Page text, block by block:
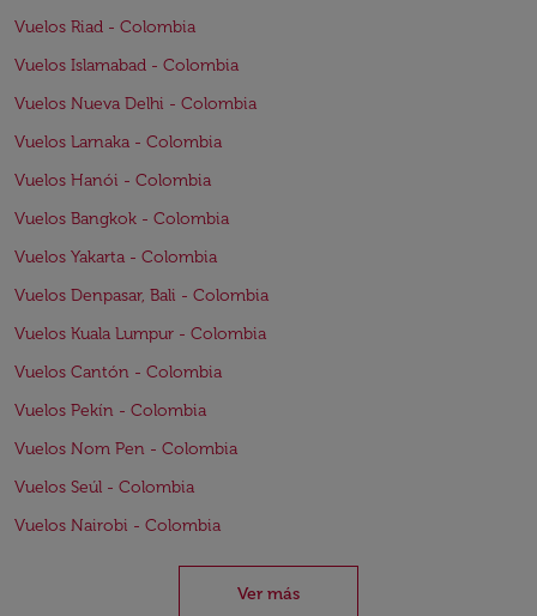
Vuelos Riad - Colombia
Vuelos Islamabad - Colombia
Vuelos Nueva Delhi - Colombia
Vuelos Larnaka - Colombia
Vuelos Hanói - Colombia
Vuelos Bangkok - Colombia
Vuelos Yakarta - Colombia
Vuelos Denpasar, Bali - Colombia
Vuelos Kuala Lumpur - Colombia
Vuelos Cantón - Colombia
Vuelos Pekín - Colombia
Vuelos Nom Pen - Colombia
Vuelos Seúl - Colombia
Vuelos Nairobi - Colombia
Ver más